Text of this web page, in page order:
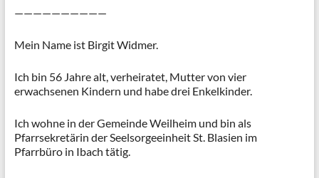
——————————
Mein Name ist Birgit Widmer.
Ich bin 56 Jahre alt, verheiratet, Mutter von vier
erwachsenen Kindern und habe drei Enkelkinder.
Ich wohne in der Gemeinde Weilheim und bin als
Pfarrsekretärin der Seelsorgeeinheit St. Blasien im
Pfarrbüro in Ibach tätig.